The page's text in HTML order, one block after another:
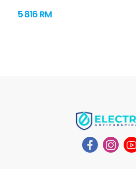
5 816 RM